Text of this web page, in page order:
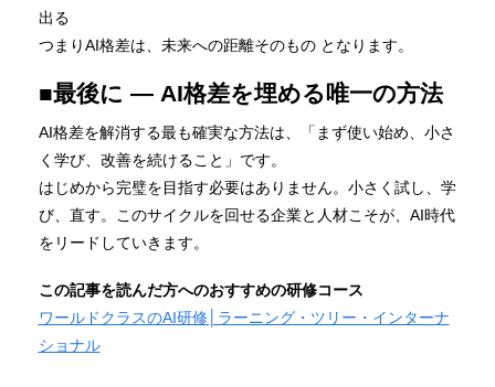
出る
つまりAI格差は、未来への距離そのもの となります。
■最後に ― AI格差を埋める唯一の方法
AI格差を解消する最も確実な方法は、「まず使い始め、小さ
く学び、改善を続けること」です。
はじめから完璧を目指す必要はありません。小さく試し、学
び、直す。このサイクルを回せる企業と人材こそが、AI時代
をリードしていきます。
この記事を読んだ方へのおすすめの研修コース
ワールドクラスのAI研修│ラーニング・ツリー・インターナ
ショナル